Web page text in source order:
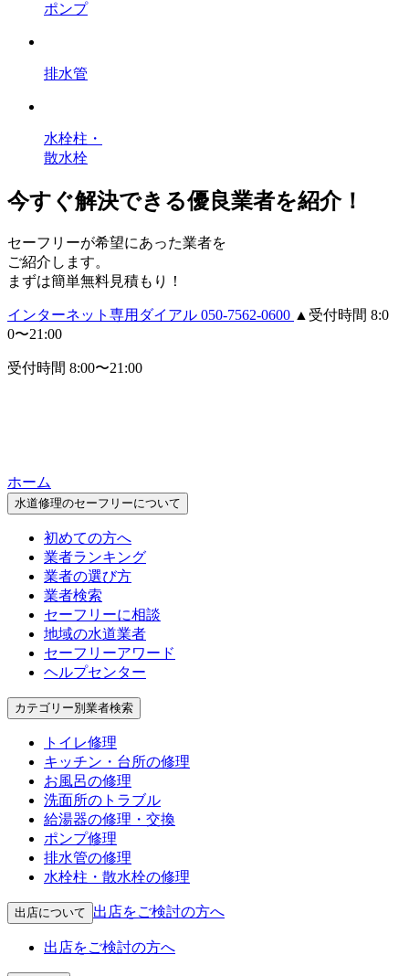
ポンプ
排水管
水栓柱・
散水栓
今すぐ解決できる優良業者を紹介！
セーフリーが希望にあった業者を
ご紹介します。
まずは簡単無料見積もり！
インターネット専用ダイアル 050-7562-0600 ▲受付時間 8:0
0〜21:00
受付時間 8:00〜21:00
ホーム
水道修理のセーフリーについて
初めての方へ
業者ランキング
業者の選び方
業者検索
セーフリーに相談
地域の水道業者
セーフリーアワード
ヘルプセンター
カテゴリー別業者検索
トイレ修理
キッチン・台所の修理
お風呂の修理
洗面所のトラブル
給湯器の修理・交換
ポンプ修理
排水管の修理
水栓柱・散水栓の修理
出店について 出店をご検討の方へ
出店をご検討の方へ